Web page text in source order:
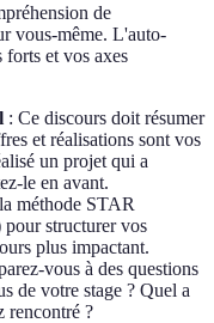
de
vous-même. L'auto-
forts et vos axes
: Ce discours doit résumer
et réalisations sont vos
un projet qui a
le en avant.
méthode STAR
structurer vos
plus impactant.
vous à des questions
de votre stage ? Quel a
rencontré ?